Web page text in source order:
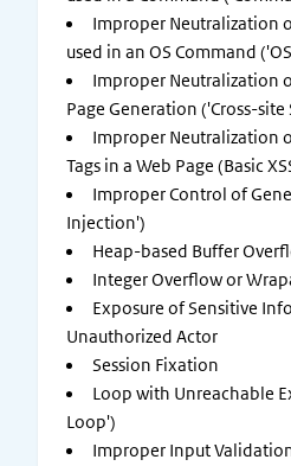
Improper Neutralization
used in an OS Command
Improper Neutralization
Page Generation ('Cross-
Improper Neutralization
Tags in a Web Page (Basic
Improper Control of
Injection')
Heap-based Buffer
Integer Overflow or
Exposure of Sensitive
Unauthorized Actor
Session Fixation
Loop with Unreachable
Loop')
Improper Input